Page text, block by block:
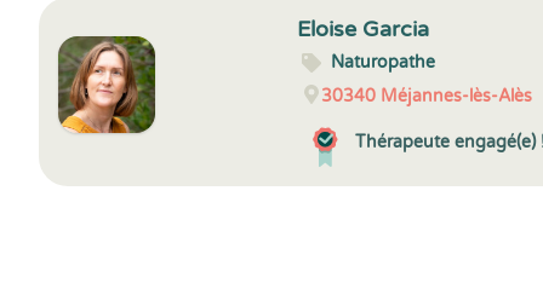
Eloise Garcia
Naturopathe
30340 Méjannes-lès-Alès
Thérapeute engagé(e)